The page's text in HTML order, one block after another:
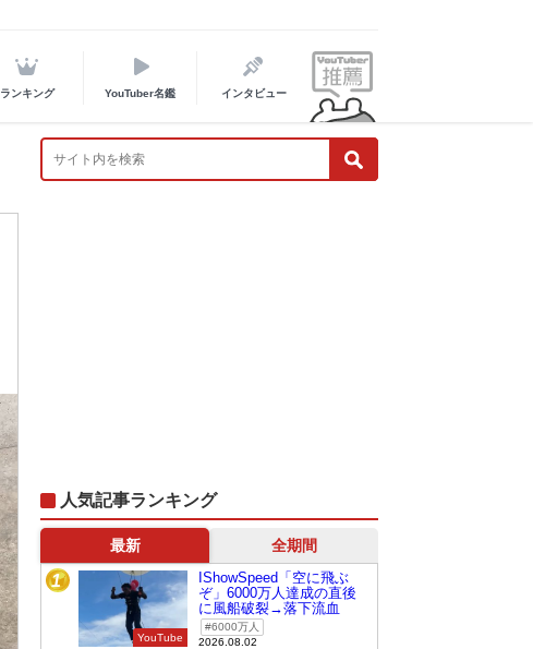
ランキング YouTuber名鑑 インタビュー
人気記事ランキング
最新 全期間
1
YouTube
IShowSpeed「空に飛ぶ
ぞ」6000万人達成の直後
に風船破裂→落下流血
6000万人
2026.08.02